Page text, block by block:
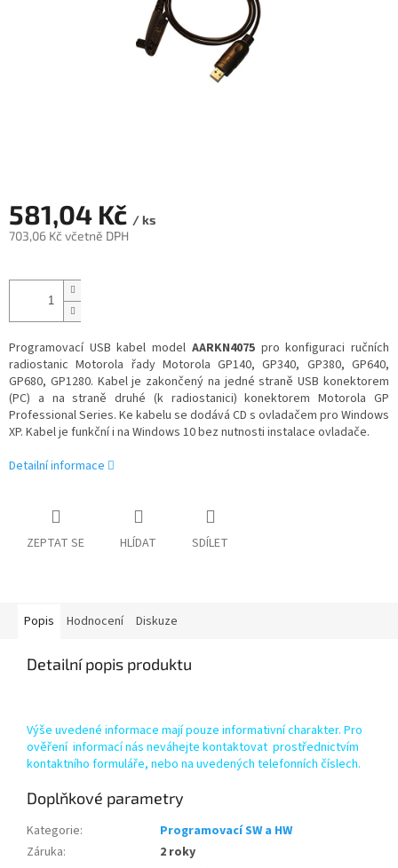
581,04 Kč / ks
703,06 Kč včetně DPH
cena:
Programovací USB kabel model AARKN4075pro konfiguraci ručních
radiostanic Motorola řady Motorola GP140, GP340, GP380, GP640,
GP680, GP1280. Kabel je zakončený na jedné straně USB konektorem
(PC) a na straně druhé (k radiostanici) konektorem Motorola GP
Professional Series. Ke kabelu se dodává CD s ovladačem pro Windows
XP. Kabel je funkční i na Windows 10 bez nutnosti instalace ovladače.
Detailní informace
ZEPTAT SE HLÍDAT SDÍLET
Popis Hodnocení Diskuze
Detailní popis produktu
Výše uvedené informace mají pouze informativní charakter. Pro
ověření informací nás neváhejte kontaktovat prostřednictvím
kontaktního formuláře, nebo na uvedených telefonních číslech.
Doplňkové parametry
Kategorie:
Programovací SW a HW
Záruka:
2 roky